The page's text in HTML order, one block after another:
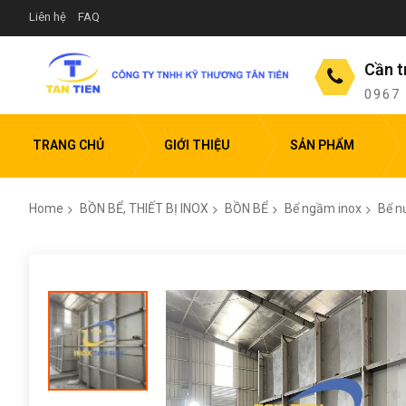
Liên hệ FAQ
Cần
0967
TRANG CHỦ GIỚI THIỆU SẢN PHẨM
Home BỒN BỂ, THIẾT BỊ INOX BỒN BỂ Bể ngầm inox Bể
images
gallery